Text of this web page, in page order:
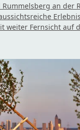
Rummelsberg an der
weiter Fernsicht auf